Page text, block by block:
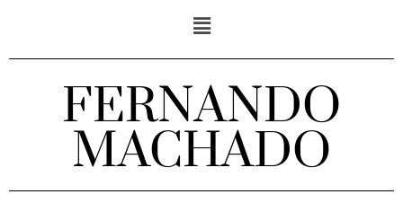
FERNANDO
MACHADO